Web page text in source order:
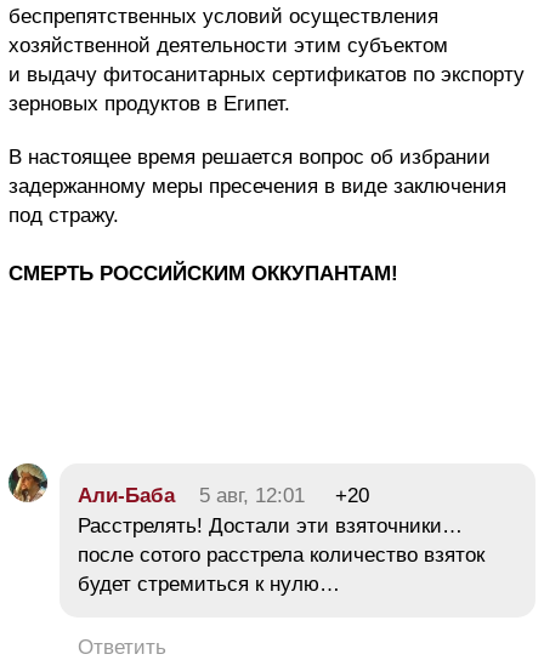
беспрепятственных условий осуществления
хозяйственной деятельности этим субъектом
и выдачу фитосанитарных сертификатов по экспорту
зерновых продуктов в Египет.
В настоящее время решается вопрос об избрании
задержанному меры пресечения в виде заключения
под стражу.
СМЕРТЬ РОССИЙСКИМ ОККУПАНТАМ!
Али-Баба 5 авг, 12:01
+20
Расстрелять! Достали эти взяточники…
после сотого расстрела количество взяток
будет стремиться к нулю…
Ответить